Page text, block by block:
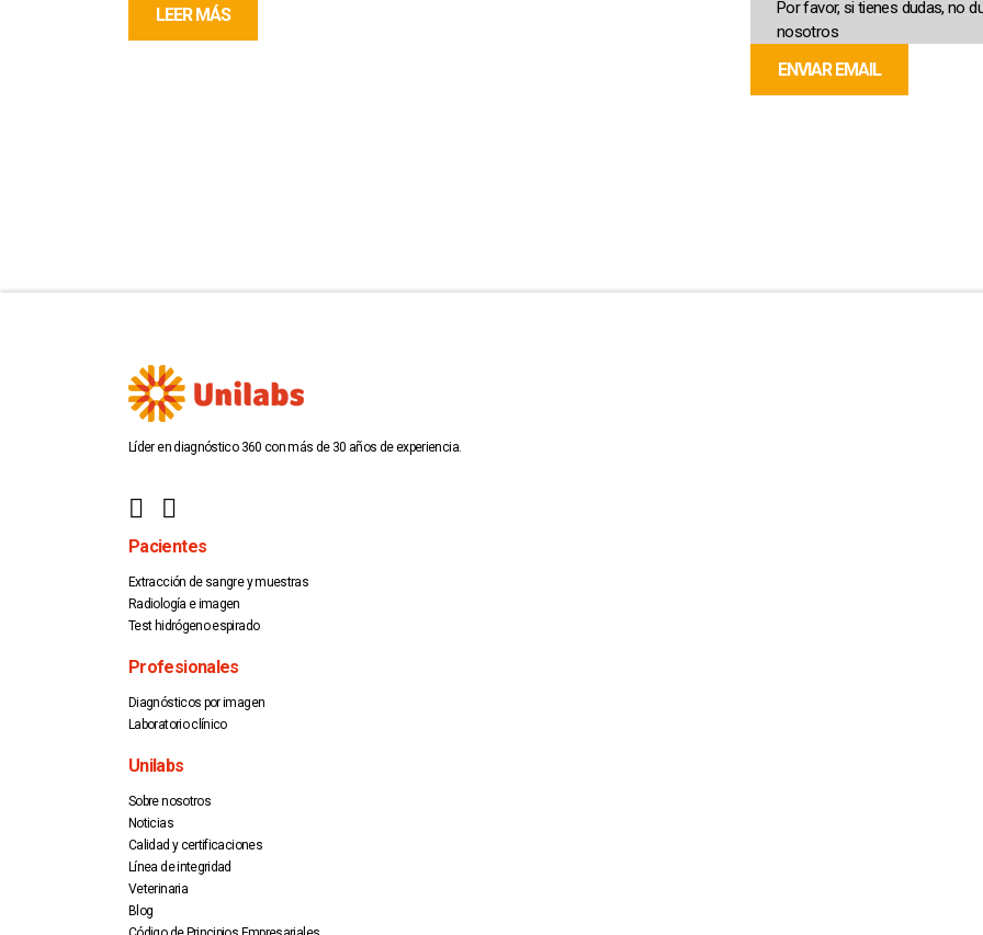
LEER MÁS
Por favor, si tienes dudas, no
nosotros
ENVIAR EMAIL
Líder en diagnóstico 360 con más de 30 años de experiencia.
Pacientes
Extracción de sangre y muestras
Radiología e imagen
Test hidrógeno espirado
Profesionales
Diagnósticos por imagen
Laboratorio clínico
Unilabs
Sobre nosotros
Noticias
Calidad y certificaciones
Línea de integridad
Veterinaria
Blog